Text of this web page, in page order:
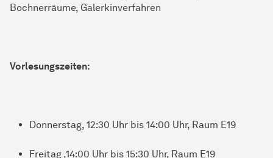
Bochnerräume, Galerkinverfahren
Vorlesungszeiten:
Donnerstag, 12:30 Uhr bis 14:00 Uhr, Raum E19
Freitag ,14:00 Uhr bis 15:30 Uhr, Raum E19